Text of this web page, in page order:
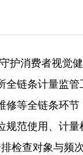
护消费者视觉
链条计量监管
等全链条环
范使用、计量
检查对象与频